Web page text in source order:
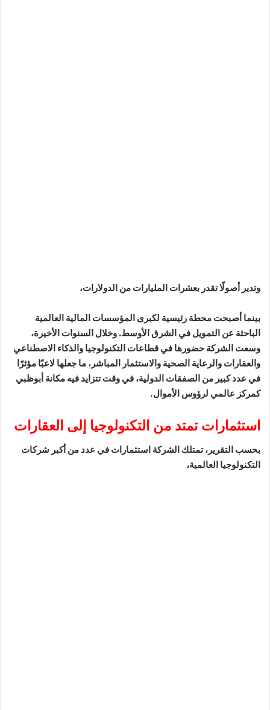
وتدير أصولًا تقدر بعشرات المليارات من الدولارات،
بينما أصبحت محطة رئيسية لكبرى المؤسسات المالية العالمية
الباحثة عن التمويل في الشرق الأوسط. وخلال السنوات الأخيرة،
وسعت الشركة حضورها في قطاعات التكنولوجيا والذكاء الاصطناعي
والعقارات والرعاية الصحية والاستثمار المباشر، ما جعلها لاعبًا مؤثرًا
في عدد كبير من الصفقات الدولية، في وقت تتزايد فيه مكانة أبوظبي
كمركز عالمي لرؤوس الأموال.
استثمارات تمتد من التكنولوجيا إلى العقارات
بحسب التقرير، تمتلك الشركة استثمارات في عدد من أكبر شركات
التكنولوجيا العالمية،